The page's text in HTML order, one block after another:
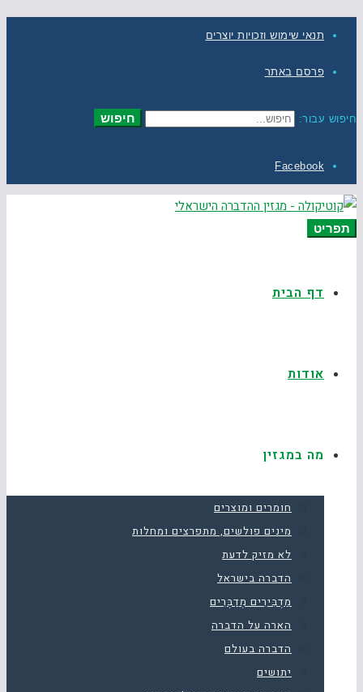
תנאי שימוש וזכויות יוצרים
פרסם באתר
חיפוש עבור: חיפוש
Facebook
תפריט
דף הבית
אודות
מה במגזין
חומרים ומוצרים
מינים פולשים, מתפרצים ומחלות
לא מזיק לדעת
הדברה בישראל
מַדְבִּירִים מְדַבְּרִים
הארה על הדברה
הדברה בעולם
יתושים